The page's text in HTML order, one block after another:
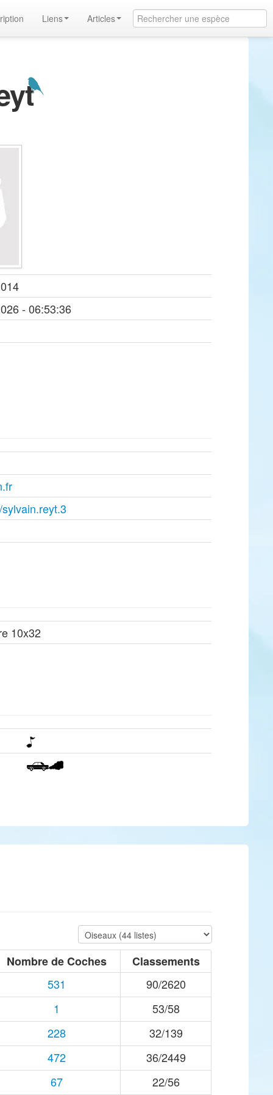
Liens Articles
- 06:53:36
10x32
Nombre de Coches
Classements
531
90/2620
1
53/58
228
32/139
472
36/2449
67
22/56